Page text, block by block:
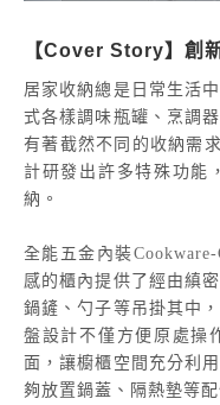
【Cover Story】創
居家收納總是日常生活
式各樣調味瓶罐、烹調
有著截然不同的收納需
計研發出許多特殊功能
納。
全能五金內裝Cookware-
感的櫃內提供了經由縝
鍋鏟、勺子等吊掛其中
盤設計不僅方便原處操
面，讓櫥櫃空間充分利
夠放置鍋蓋、隔熱墊等